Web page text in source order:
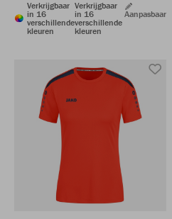
Verkrijgbaar
in 16
verschillende
kleuren
Verkrijgbaar
in 16
verschillende
kleuren
Aanpasbaar